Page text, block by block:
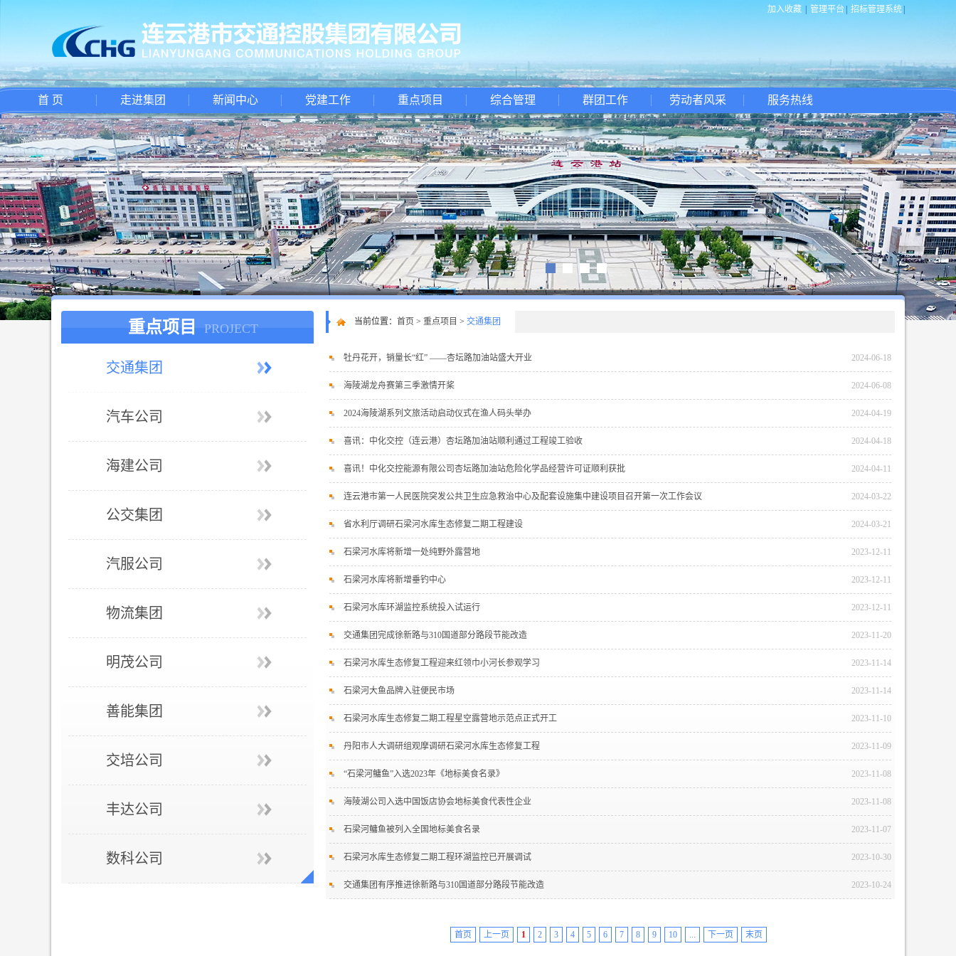
3 4
加入收藏 管理平台 招标管理系统
首 页 走进集团 新闻中心 党建工作 重点项目 综合管理 群团工作 劳动者风采 服务热线
重点项目 PROJECT
交通集团
汽车公司
海建公司
公交集团
汽服公司
物流集团
明茂公司
善能集团
交培公司
丰达公司
数科公司
当前位置： 首页 > 重点项目 > 交通集团
牡丹花开，销量长“红” ——杏坛路加油站盛大开业 2024-06-18
海陵湖龙舟赛第三季激情开桨 2024-06-08
2024海陵湖系列文旅活动启动仪式在渔人码头举办 2024-04-19
喜讯：中化交控（连云港）杏坛路加油站顺利通过工程竣工验收 2024-04-18
喜讯！中化交控能源有限公司杏坛路加油站危险化学品经营许可证顺利获批 2024-04-11
连云港市第一人民医院突发公共卫生应急救治中心及配套设施集中建设项目召开第一次工作会议 2024-03-22
省水利厅调研石梁河水库生态修复二期工程建设 2024-03-21
石梁河水库将新增一处纯野外露营地 2023-12-11
石梁河水库将新增垂钓中心 2023-12-11
石梁河水库环湖监控系统投入试运行 2023-12-11
交通集团完成徐新路与310国道部分路段节能改造 2023-11-20
石梁河水库生态修复工程迎来红领巾小河长参观学习 2023-11-14
石梁河大鱼品牌入驻便民市场 2023-11-14
石梁河水库生态修复二期工程星空露营地示范点正式开工 2023-11-10
丹阳市人大调研组观摩调研石梁河水库生态修复工程 2023-11-09
“石梁河鳙鱼”入选2023年《地标美食名录》 2023-11-08
海陵湖公司入选中国饭店协会地标美食代表性企业 2023-11-08
石梁河鳙鱼被列入全国地标美食名录 2023-11-07
石梁河水库生态修复二期工程环湖监控已开展调试 2023-10-30
交通集团有序推进徐新路与310国道部分路段节能改造 2023-10-24
首页 上一页 1 2 3 4 5 6 7 8 9 10 ... 下一页 末页